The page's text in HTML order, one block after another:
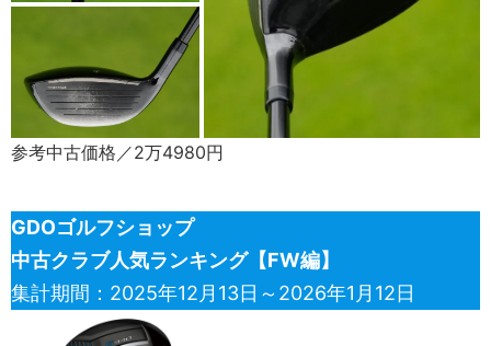
参考中古価格／2万4980円
GDOゴルフショップ
中古クラブ人気ランキング【FW編】
集計期間：2025年12月13日～2026年1月12日